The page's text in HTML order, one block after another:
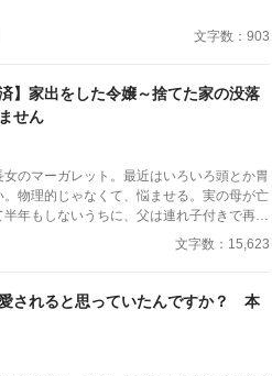
文字数：903
済】家出をした令嬢～捨てた家の没落
せん
女のマーガレット。最近はいろいろ頭とか胃
。物理的じゃなくて、悩ませる。実の母が亡
半年もしないうちに、父は連れ子付きで再
かしい。義母は、貴族としての常識に欠け
いわ～。
文字数：15,623
されると思っていたんですか？ 本